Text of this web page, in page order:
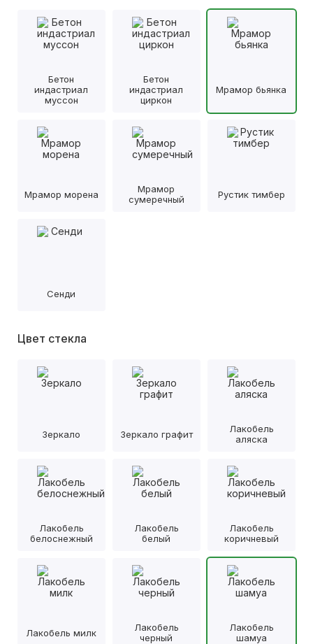
Бетон
индастриал
муссон
Бетон
индастриал
циркон
Мрамор бьянка
Мрамор морена
Мрамор
сумеречный
Рустик тимбер
Сенди
Цвет стекла
Зеркало Зеркало графит
Лакобель
аляска
Лакобель
белоснежный
Лакобель
белый
Лакобель
коричневый
Лакобель милк
Лакобель
черный
Лакобель
шамуа